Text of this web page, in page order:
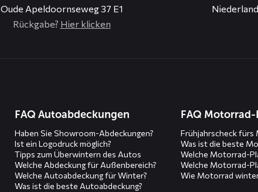
Oude Apeldoornseweg 37 E1
Rückgabe? Hier klicken
FAQ Autoabdeckungen
Haben Sie Showroom-Abdeckungen?
Ist ein Logodruck möglich?
Tipps zum Überwintern des Autos
Welche Abdeckung für Außenbereich?
Welche Autoabdeckung für Winter?
Was ist die beste Autoabdeckung?
FAQ Motorrad-
Frühjahrscheck fürs
Was ist die beste
Welche Motorrad-
Welche Motorrad-
Wie Motorrad